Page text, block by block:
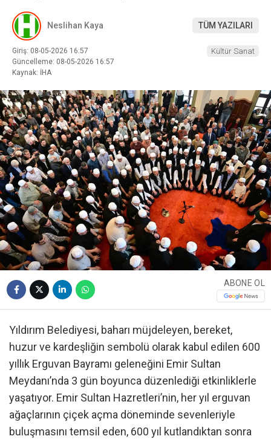
Neslihan Kaya TÜM YAZILARI
Giriş: 08-05-2026 16:57
Güncelleme: 08-05-2026 16:57
Kaynak: İHA
Kültür Sanat
ABONE OL
Yıldırım Belediyesi, baharı müjdeleyen, bereket,
huzur ve kardeşliğin sembolü olarak kabul edilen 600
yıllık Erguvan Bayramı geleneğini Emir Sultan
Meydanı’nda 3 gün boyunca düzenlediği etkinliklerle
yaşatıyor. Emir Sultan Hazretleri’nin, her yıl erguvan
ağaçlarının çiçek açma döneminde sevenleriyle
buluşmasını temsil eden, 600 yıl kutlandıktan sonra